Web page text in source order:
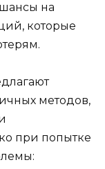
на
которые
методов,
при попытке